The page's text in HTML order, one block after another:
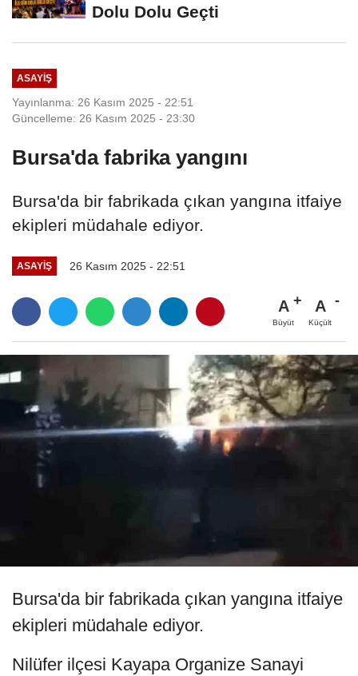
Dolu Dolu Geçti
ASAYIŞ
Yayınlanma: 26 Kasım 2025 - 22:51
Güncelleme: 26 Kasım 2025 - 23:30
Bursa'da fabrika yangını
Bursa'da bir fabrikada çıkan yangına itfaiye
ekipleri müdahale ediyor.
ASAYIŞ 26 Kasım 2025 - 22:51
A
Büyüt
A
Küçült
Bursa'da bir fabrikada çıkan yangına itfaiye
ekipleri müdahale ediyor.
Nilüfer ilçesi Kayapa Organize Sanayi